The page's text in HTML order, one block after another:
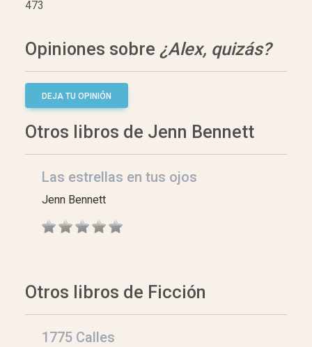
473
Opiniones sobre ¿Alex, quizás?
DEJA TU OPINIÓN
Otros libros de Jenn Bennett
Las estrellas en tus ojos
Jenn Bennett
Otros libros de Ficción
1775 Calles